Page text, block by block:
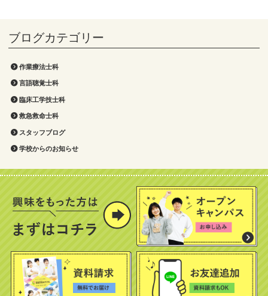
作業療法士科
言語聴覚士科
臨床工学技士科
救急救命士科
スタッフブログ
学校からのお知らせ